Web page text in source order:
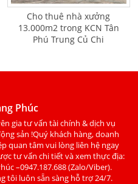
Cho thuê nhà xưởng
13.000m2 trong KCN Tân
Phú Trung Củ Chi
Phúc
gia tư vấn tài chính & dịch vụ
sản !Quý khách hàng, doanh
quan tâm vui lòng liên hệ ngay
tư vấn chi tiết và xem thực địa:
–0947.187.688 (Zalo/Viber).
tôi luôn sẵn sàng hỗ trợ 24/7.